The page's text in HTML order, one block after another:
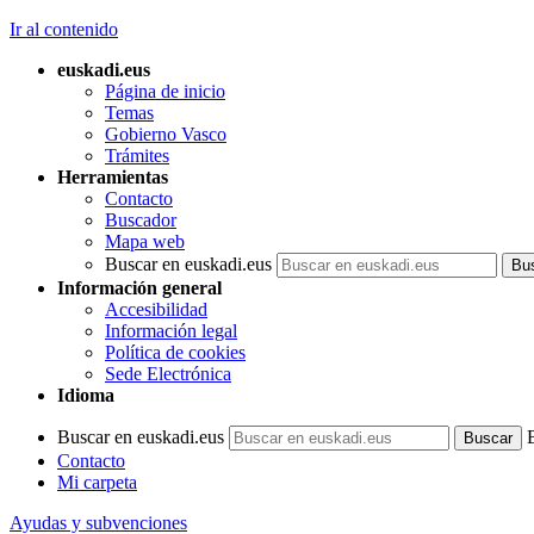
Ir al contenido
euskadi.eus
Página de inicio
Temas
Gobierno Vasco
Trámites
Herramientas
Contacto
Buscador
Mapa web
Buscar en euskadi.eus
Información general
Accesibilidad
Información legal
Política de cookies
Sede Electrónica
Idioma
Buscar en euskadi.eus
Contacto
Mi carpeta
Ayudas y subvenciones